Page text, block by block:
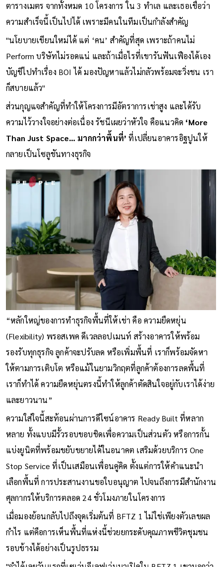
ไปให้ถึงภายใน 7 ปี จากปัจจุบันที่มีพื้นที่เช่ารวมกว่า 1 ล้าน
ตารางเมตร จากทั้งหมด 10 โครงการ ใน 3 ทำเล และเธอเชื่อว่า
ความสำเร็จนี้เป็นไปได้ เพราะมีคนในทีมเป็นกำลังสำคัญ
"นโยบายเขียนใหม่ได้ แต่ ‘คน’ สำคัญที่สุด เพราะถ้าคนไม่
Perform บริษัทไม่รอดแน่ และถ้าเมื่อไรที่เขารันฟันเฟืองได้เอง
บัญชีไปทำเรื่อง BOI ได้ มองปัญหาแล้วไม่กลัวพร้อมจะวิ่งชน เรา
ก็สบายแล้ว"
ส่วนกุญแจสำคัญที่ทำให้โครงการมีอัตราการเช่าสูง และได้รับ
ความไว้วางใจอย่างต่อเนื่อง รัชนีเผยว่าหัวใจ คือแนวคิด‘More
Than Just Space… มากกว่าพื้นที่’
“หลักใหญ่ของการทําธุรกิจพื้นที่ให้เช่า คือ ความยืดหยุ่น
(Flexibility) พรอสเพค ดีเวลลอปเมนท์ สร้างอาคารให้พร้อม
รองรับทุกธุรกิจ ลูกค้าจะปรับลด หรือเพิ่มพื้นที่ เราก็พร้อมจัดหา
ให้ตามการเติบโต หรือแม้ในยามวิกฤตที่ลูกค้าต้องการลดพื้นที่
เราก็ทำได้ ความยืดหยุ่นตรงนี้ทําให้ลูกค้าตัดสินใจอยู่กับเราได้ง่าย
และยาวนาน”
ความใส่ใจนี้สะท้อนผ่านการดีไซน์อาคาร Ready Built ที่หลาก
หลาย ทั้งแบบมีรั้วรอบขอบชิดเพื่อความเป็นส่วนตัว หรือการกั้น
แบ่งยูนิตที่พร้อมขยับขยายได้ในอนาคต เสริมด้วยบริการ One
Stop Service ที่เป็นเสมือนเพื่อนคู่คิด ตั้งแต่การให้คำแนะนำ
เลือกพื้นที่ การประสานงานขอใบอนุญาต ไปจนถึงการมีสำนักงาน
ศุลกากรให้บริการตลอด 24 ชั่วโมงภายในโครงการ
เมื่อมองย้อนกลับไปถึงจุดเริ่มต้นที่ BFTZ 1 ไม่ใช่เพียงตัวเลขผล
กำไร แต่คือการเห็นพื้นที่แห่งนี้ช่วยยกระดับคุณภาพชีวิตชุมชน
รอบข้างได้อย่างเป็นรูปธรรม